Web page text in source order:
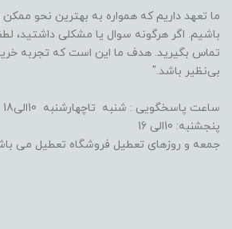
ما تعهد داریم که همواره به بهترین نحو
باشیم. اگر هرگونه سوال یا مشکلی داشتید،
تماس بگیرید. هدف ما این است که تجربه خرید
بی‌نظیر باشد."
ساعت پاسخگویی : شنبه تاچهارشنبه 10الی18
پنجشنبه: 10الی 16
جمعه و روزهای تعطیل فروشگاه تعطیل می